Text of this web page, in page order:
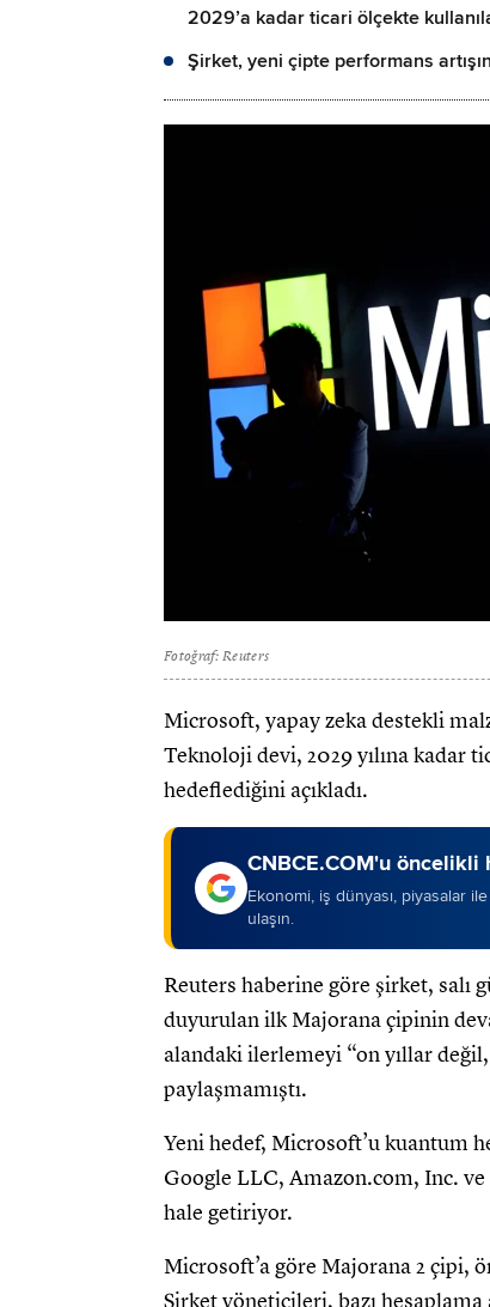
2029’a kadar ticari ölçekte
Şirket, yeni çipte performans
Fotoğraf: Reuters
Microsoft, yapay zeka destekli
Teknoloji devi, 2029 yılına kadar
hedeflediğini açıkladı.
CNBCE.COM'u öncelikli
Ekonomi, iş dünyası, piyasalar
ulaşın.
Reuters haberine göre şirket, salı
duyurulan ilk Majorana çipinin
alandaki ilerlemeyi “on yıllar
paylaşmamıştı.
Yeni hedef, Microsoft’u kuantum
Google LLC, Amazon.com, Inc.
hale getiriyor.
Microsoft’a göre Majorana 2 çipi,
Şirket yöneticileri, bazı